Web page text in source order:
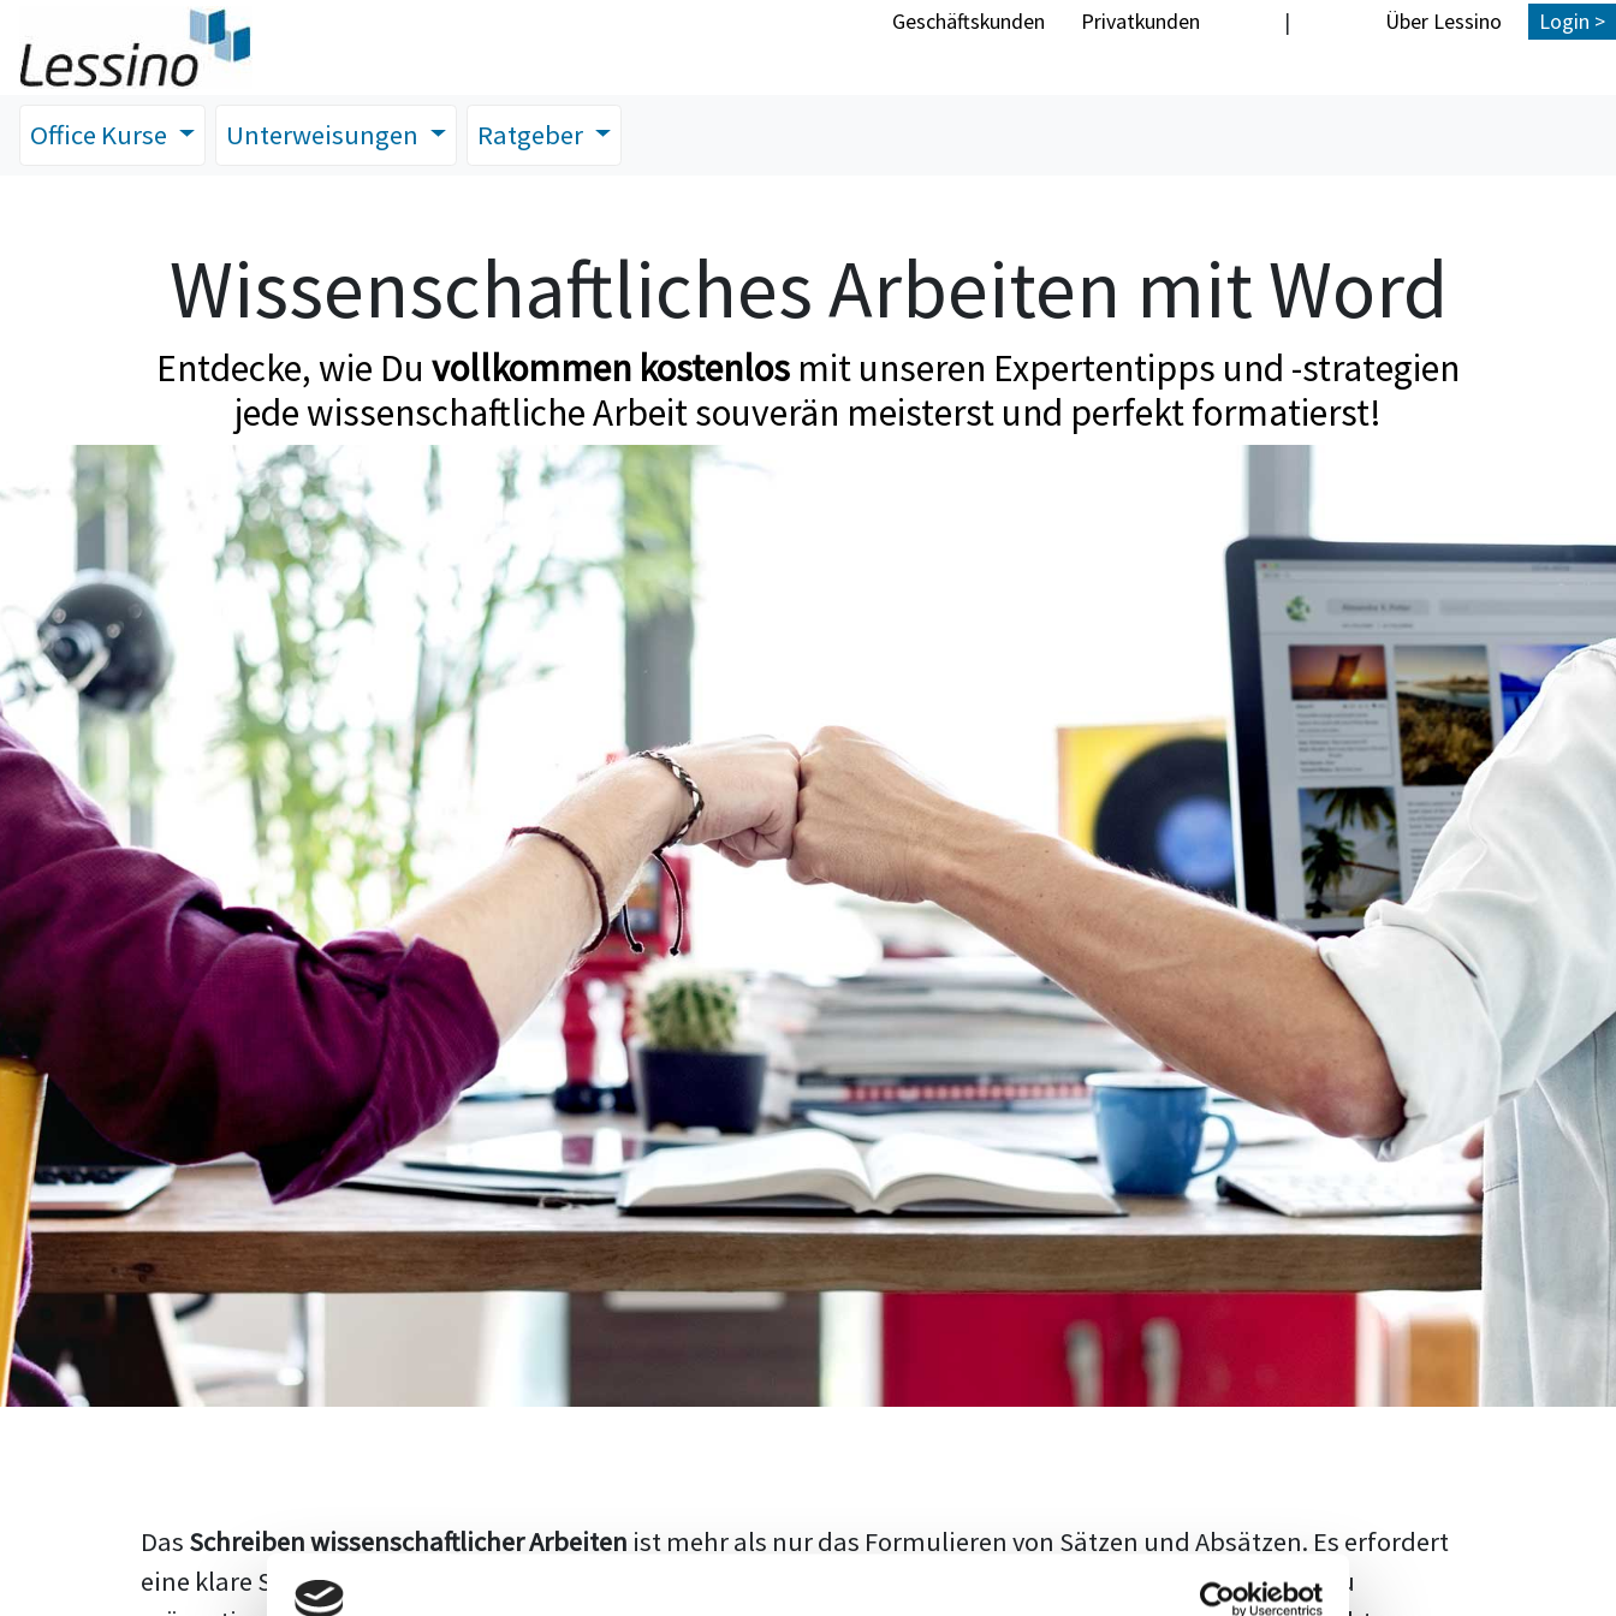
Geschäftskunden Privatkunden | Über Lessino Login >
Office Kurse Unterweisungen Ratgeber
Wissenschaftliches Arbeiten mit Word
Entdecke, wie Du vollkommen kostenlos mit unseren Expertentipps und -strategien
jede wissenschaftliche Arbeit souverän meisterst und perfekt formatierst!
Das Schreiben wissenschaftlicher Arbeiten ist mehr als nur das Formulieren von Sätzen und Absätzen. Es erfordert
eine klare Struktur, einen logischen Aufbau und die Fähigkeit, den aktuellen Forschungsstand adäquat zu